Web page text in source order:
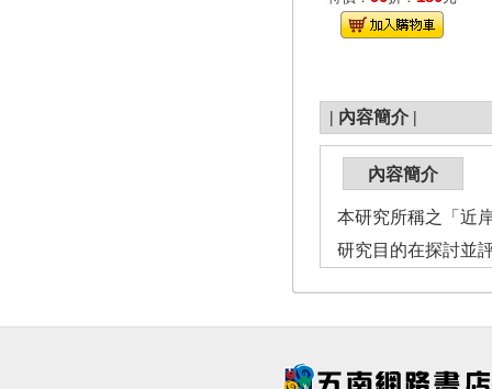
| 內容簡介 |
內容簡介
本研究所稱之「近
研究目的在探討並